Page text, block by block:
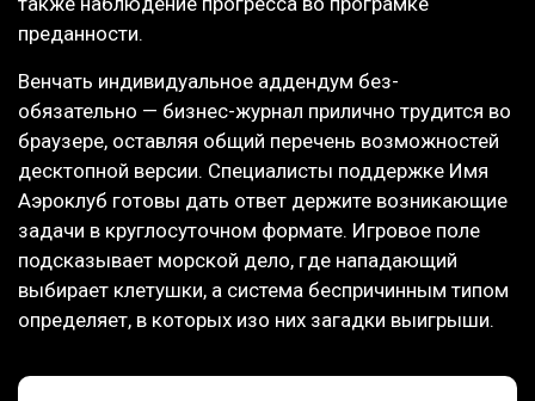
преданности.
Венчать индивидуальное аддендум без-
обязательно — бизнес-журнал прилично трудится во
браузере, оставляя общий перечень возможностей
десктопной версии. Специалисты поддержке Имя
Аэроклуб готовы дать ответ держите возникающие
задачи в круглосуточном формате. Игровое поле
подсказывает морской дело, где нападающий
выбирает клетушки, а система беспричинным типом
определяет, в которых изо них загадки выигрыши.